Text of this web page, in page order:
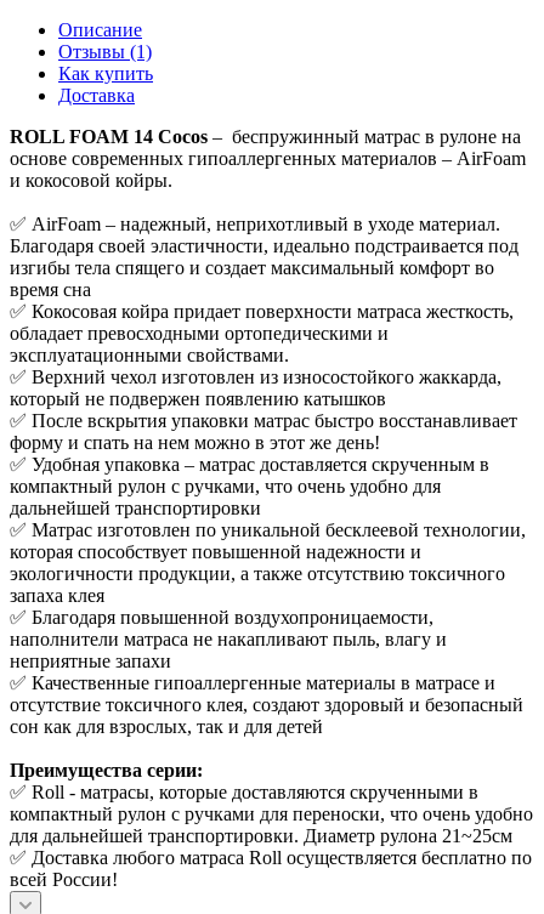
Описание
Отзывы (1)
Как купить
Доставка
ROLL FOAM 14 Cocos – беспружинный матрас в рулоне на
основе современных гипоаллергенных материалов – AirFoam
и кокосовой койры.
✅ AirFoam – надежный, неприхотливый в уходе материал.
Благодаря своей эластичности, идеально подстраивается под
изгибы тела спящего и создает максимальный комфорт во
время сна
✅ Кокосовая койра придает поверхности матраса жесткость,
обладает превосходными ортопедическими и
эксплуатационными свойствами.
✅ Верхний чехол изготовлен из износостойкого жаккарда,
который не подвержен появлению катышков
✅ После вскрытия упаковки матрас быстро восстанавливает
форму и спать на нем можно в этот же день!
✅ Удобная упаковка – матрас доставляется скрученным в
компактный рулон с ручками, что очень удобно для
дальнейшей транспортировки
✅ Матрас изготовлен по уникальной бесклеевой технологии,
которая способствует повышенной надежности и
экологичности продукции, а также отсутствию токсичного
запаха клея
✅ Благодаря повышенной воздухопроницаемости,
наполнители матраса не накапливают пыль, влагу и
неприятные запахи
✅ Качественные гипоаллергенные материалы в матрасе и
отсутствие токсичного клея, создают здоровый и безопасный
сон как для взрослых, так и для детей
Преимущества серии:
✅ Roll - матрасы, которые доставляются скрученными в
компактный рулон с ручками для переноски, что очень удобно
для дальнейшей транспортировки. Диаметр рулона 21~25см
✅ Доставка любого матраса Roll осуществляется бесплатно по
всей России!